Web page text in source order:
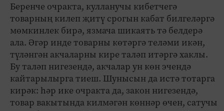
Беренче очракта, кулланучы кибетчегә
товарның килеп җитү срогын кабат билгеләргә
мөмкинлек бирә, язмача шикаять тә белдерә
ала. Әгәр инде товарны көтәргә теләми икән,
түләнгән акчаларны кире таләп итәргә хаклы.
Бу таләп нигезендә, акчалар ун көн эчендә
кайтарылырга тиеш. Шунысын да истә тотарга
кирәк: һәр ике очракта да, закон нигезендә,
товар вакытында килмәгән көннәр өчен, сатучы